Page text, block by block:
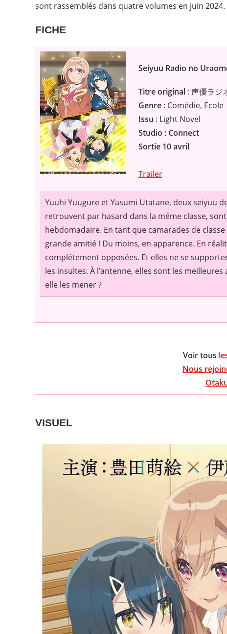
sont rassemblés dans quatre volumes en juin 2024.
FICHE
Seiyuu Radio no
Titre original: 声優ラジ
Genre: Comédie, Ecole
Issu : Light Novel
Studio : Connect
Sortie 10 avril
Trailer
Yuuhi Yuugure et Yasumi Utatane, deux seiyuu
retrouvent par hasard dans la même classe,
hebdomadaire. En tant que camarades de
grande amitié ! Du moins, en apparence. En
complétement opposées. Et elles ne se
les insultes. À l’antenne, elles sont les
elle les mener ?
Voir tous
Nous
VISUEL